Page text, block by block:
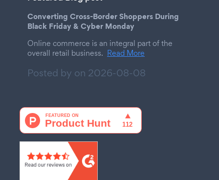
Converting Cross-Border Shoppers During
Black Friday & Cyber Monday
Online commerce is an integral part of the
overall retail business. Read More
Posted by on 2026-08-08